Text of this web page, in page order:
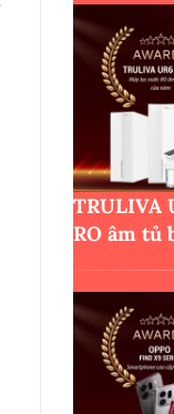
TRULIVA
RO âm tủ